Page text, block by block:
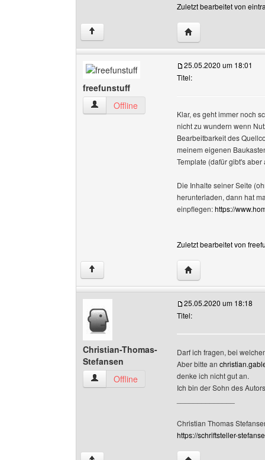
Zuletzt bearbeitet von
↑ Website dieses
freefunstuff
freefunstuff Benutzer-Profile anzeigen
Offline
25.05.2020 um 18:01
Titel:
Klar, es geht immer noch
nicht zu wundern wenn
Bearbeitbarkeit des
meinem eigenen
Template (dafür gibt's
Die Inhalte seiner Seite
herunterladen, dann hat
einpflegen:https://
Zuletzt bearbeitet von
↑ Website dieses
Christian-Thomas-
Stefansen
Christian-Thomas-Stefansen Benutzer-Profile
Offline
25.05.2020 um 18:18
Titel:
Darf ich fragen, bei
Aber bitte an
denke ich nicht gut an.
Ich bin der Sohn des
Christian Thomas
https://schriftsteller-